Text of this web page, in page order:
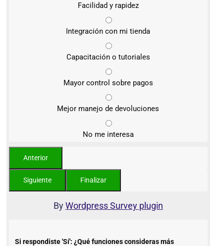
Facilidad y rapidez
Integración con mi tienda
Capacitación o tutoriales
Mayor control sobre pagos
Mejor manejo de devoluciones
No me interesa
ByWordpress Survey plugin
Si respondiste 'Sí': ¿Qué funciones consideras más